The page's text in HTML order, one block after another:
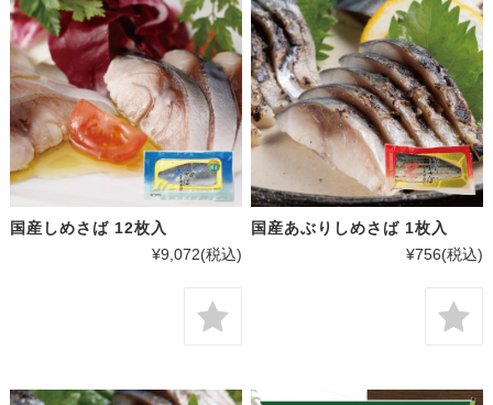
国産しめさば 12枚入
¥9,072(税込)
国産あぶりしめさば 1枚入
¥756(税込)